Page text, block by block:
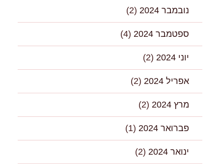
נובמבר 2024 (2)
ספטמבר 2024 (4)
יוני 2024 (2)
אפריל 2024 (2)
מרץ 2024 (2)
פברואר 2024 (1)
ינואר 2024 (2)